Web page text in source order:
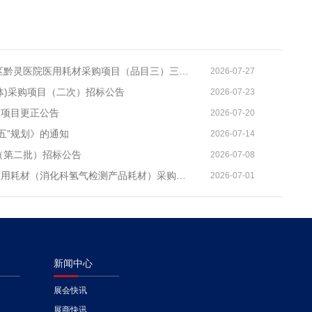
2026-07-27
2026-07-23
采购项目（二次）招标公告
2026-07-20
目更正公告
2026-07-14
”规划》的通知
2026-07-08
二批）招标公告
2026-07-01
新闻中心
展会快讯
展商快讯